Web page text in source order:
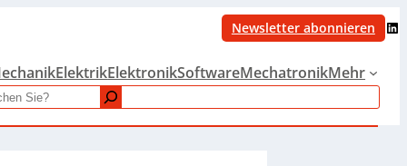
Newsletter abonnieren LinkedIn
ElektrikElektronikSoftwareMechatronikMehr